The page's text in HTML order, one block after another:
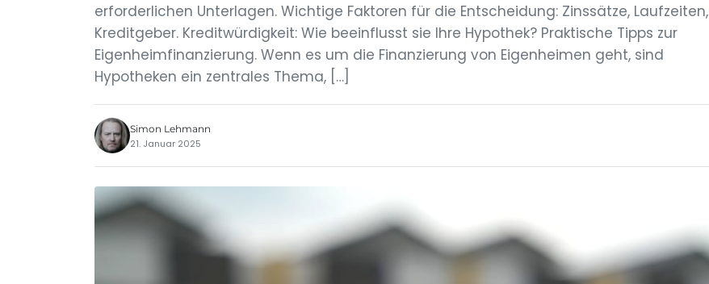
erforderlichen Unterlagen. Wichtige Faktoren für die Entscheidung: Zinssätze, Laufzeiten,
Kreditgeber. Kreditwürdigkeit: Wie beeinflusst sie Ihre Hypothek? Praktische Tipps zur
Eigenheimfinanzierung. Wenn es um die Finanzierung von Eigenheimen geht, sind
Hypotheken ein zentrales Thema, […]
Simon Lehmann
21. Januar 2025